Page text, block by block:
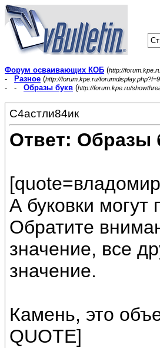
Форум осваивающих КОБ (http://
-
Разное (http://forum.kpe.ru/forumdisplay.php?f=9
- - Образы букв (http://forum.kpe.ru/
С4астли84ик
Ответ: Образы
А буковки могут
Обратите
значение, все
значение.
Камень, это
QUOTE]